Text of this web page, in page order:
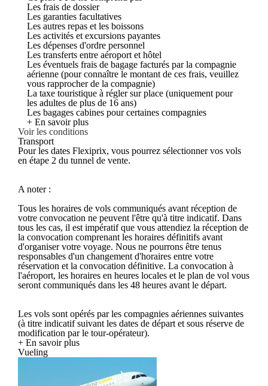
Les frais de dossier
Les garanties facultatives
Les autres repas et les boissons
Les activités et excursions payantes
Les dépenses d'ordre personnel
Les transferts entre aéroport et hôtel
Les éventuels frais de bagage facturés par la compagnie
aérienne (pour connaître le montant de ces frais, veuillez
vous rapprocher de la compagnie)
La taxe touristique à régler sur place (uniquement pour
les adultes de plus de 16 ans)
Les bagages cabines pour certaines compagnies
+ En savoir plus
Voir les conditions
Transport
Pour les dates Flexiprix, vous pourrez sélectionner vos vols
en étape 2 du tunnel de vente.
A noter :
Tous les horaires de vols communiqués avant réception de
votre convocation ne peuvent l'être qu'à titre indicatif. Dans
tous les cas, il est impératif que vous attendiez la réception de
la convocation comprenant les horaires définitifs avant
d'organiser votre voyage. Nous ne pourrons être tenus
responsables d'un changement d'horaires entre votre
réservation et la convocation définitive. La convocation à
l'aéroport, les horaires en heures locales et le plan de vol vous
seront communiqués dans les 48 heures avant le départ.
Les vols sont opérés par les compagnies aériennes suivantes
(à titre indicatif suivant les dates de départ et sous réserve de
modification par le tour-opérateur).
+ En savoir plus
Vueling